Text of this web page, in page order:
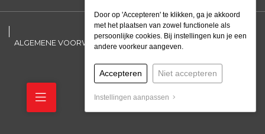
Door op 'Accepteren' te klikken, ga je akkoord
met het plaatsen van zowel functionele als
persoonlijke cookies. Bij instellingen kun je een
andere voorkeur aangeven.
Accepteren Niet accepteren
Instellingen aanpassen
ALGEMENE VOORWAARDEN
PRIVACY POLICY